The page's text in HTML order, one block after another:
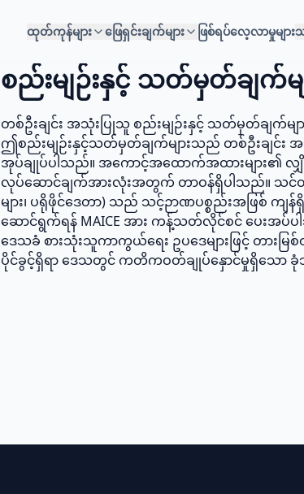
ထုတ်ကုန်များ ဖြေရှင်းချက်များ ဖြစ်ရပ်လေ့လာမှုများ
စည်းမျဉ်းနှင့် သတ်မှတ်ချက်မျ
တစ်ဦးချင်း အသုံးပြုသူ စည်းမျဉ်းနှင့် သတ်မှတ်ချက်မျာ
ဤစည်းမျဉ်းနှင့်သတ်မှတ်ချက်များသည် တစ်ဦးချင်း
အုပ်ချုပ်ပါသည်။ အကောင့်အထောက်အထားများ၏
လုပ်ဆောင်ချက်အားလုံးအတွက် တာဝန်ရှိပါသည်။ သင်တ
များ၊ ပရိုဖိုင်ဒေတာ) သည် သင့်ဉာဏပစ္စည်းအဖြစ် က
ဆောင်ရွက်ရန် MAICE အား ကန့်သတ်လိုင်စင် ပေးအပ်ပ
ဒေသခံ စားသုံးသူကာကွယ်ရေး ဥပဒေများဖြင့် တား
ပိုင်ခွင့်ရှိရာ ဒေသတွင် ကတိကဝတ်ချုပ်နှောင်မှုရှိသော ခုံသမ